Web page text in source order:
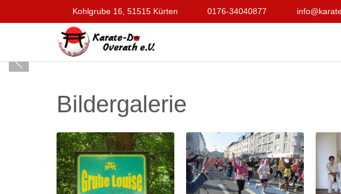
Kohlgrube 16, 51515 Kürten 0176-34040877
Bildergalerie